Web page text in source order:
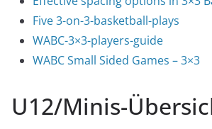
Five 3-on-3-basketball-plays
WABC-3×3-players-guide
WABC Small Sided Games – 3×3
U12/Minis-